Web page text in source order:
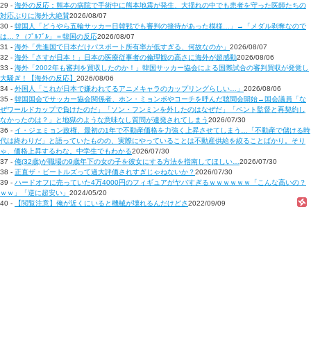
29 - 海外の反応：熊本の病院で手術中に熊本地震が発生、大揺れの中でも患者を守った医師たちの
対応ぶりに海外大絶賛2026/08/07
30 - 韓国人「どうやら五輪サッカー日韓戦でも審判の接待があった模様…」→「メダル剥奪なので
は…？（ﾌﾞﾙﾌﾞﾙ」＝韓国の反応2026/08/07
31 - 海外「先進国で日本だけパスポート所有率が低すぎる、何故なのか」 2026/08/07
32 - 海外「さすが日本！」日本の医療従事者の倫理観の高さに海外が超感動2026/08/06
33 - 海外「2002年も審判を買収したのか！」韓国サッカー協会による国際試合の審判買収が発覚し
大騒ぎ！【海外の反応】 2026/08/06
34 - 外国人「これが日本で嫌われてるアニメキャラのカップリングらしい…」 2026/08/06
35 - 韓国国会でサッカー協会関係者、ホン・ミョンボやコーチを呼んだ聴聞会開始→国会議員「な
ぜワールドカップで負けたのだ」「ソン・フンミンを外したのはなぜだ」「ベント監督と再契約し
なかったのは？」と地獄のような意味なし質問が連発されてしまう2026/07/30
36 - イ・ジェミョン政権、最初の1年で不動産価格を力強く上昇させてしまう…「不動産で儲ける時
代は終わりだ」と語っていたものの、実際にやっていることは不動産供給を絞ることばかり。そり
ゃ、価格上昇するわな。中学生でもわかる2026/07/30
37 - 俺(32歳)が職場の9歳年下の女の子を彼女にする方法を指南してほしい…2026/07/30
38 - 正直ザ・ビートルズって過大評価されすぎじゃねないか？2026/07/30
39 - ハードオフに売っていた4万4000円のフィギュアがヤバすぎるｗｗｗｗｗｗ「こんな高いの？
ｗｗ」「逆に超安い」 2024/05/20
40 -
【閲覧注意】俺が近くにいると機械が壊れるんだけどさ2022/09/09